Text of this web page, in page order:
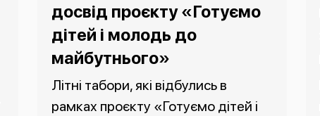
досвід проєкту «Готуємо
дітей і молодь до
майбутнього»
Літні табори, які відбулись в
рамках проєкту «Готуємо дітей і